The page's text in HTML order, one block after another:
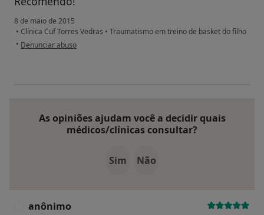
8 de maio de 2015
• Clínica Cuf Torres Vedras • Traumatismo em treino de basket do filho
• na opinião do utilizador Conta eliminada
Denunciar abuso
As opiniões ajudam você a decidir quais
médicos/clínicas consultar?
Sim Não
anônimo